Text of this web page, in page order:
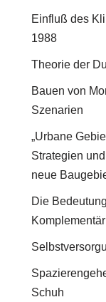
Einfluß des
1988
Theorie der
Bauen von
Szenarien
„Urbane
Strategien
neue
Die
Schuh